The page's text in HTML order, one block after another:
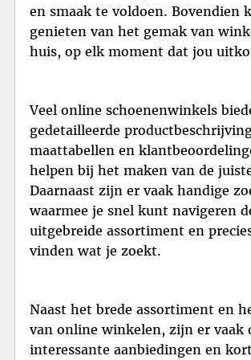
en smaak te voldoen. Bovendien
genieten van het gemak van
huis, op elk moment dat jou
Veel online schoenenwinkels
gedetailleerde
maattabellen en
helpen bij het maken van de
Daarnaast zijn er vaak handige
waarmee je snel kunt navigeren
uitgebreide assortiment en
vinden wat je zoekt.
Naast het brede assortiment en
van online winkelen, zijn er vaak
interessante aanbiedingen en